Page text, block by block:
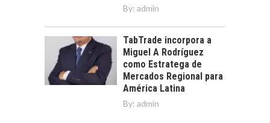
By: admin
TabTrade incorpora a
Miguel A Rodríguez
como Estratega de
Mercados Regional para
América Latina
By: admin